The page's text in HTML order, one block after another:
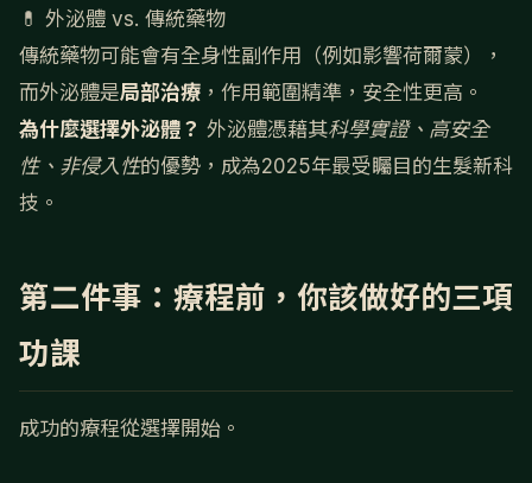
💊 外泌體 vs. 傳統藥物
傳統藥物可能會有全身性副作用（例如影響荷爾蒙），
而外泌體是局部治療 ，作用範圍精準，安全性更高。
為什麼選擇外泌體？ 外泌體憑藉其科學實證、高安全
性、非侵入性的優勢，成為2025年最受矚目的生髮新科
技。
第二件事：療程前，你該做好的三項
功課
成功的療程從選擇開始。